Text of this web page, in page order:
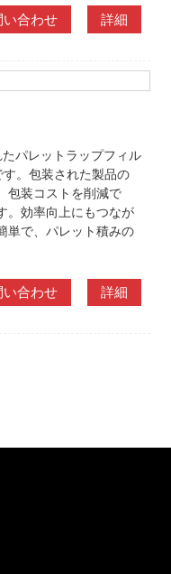
い合わせ 詳細
パレットラップフィル
す。包装された製品の
包装コストを削減で
。効率向上にもつなが
単で、パレット積みの
い合わせ 詳細